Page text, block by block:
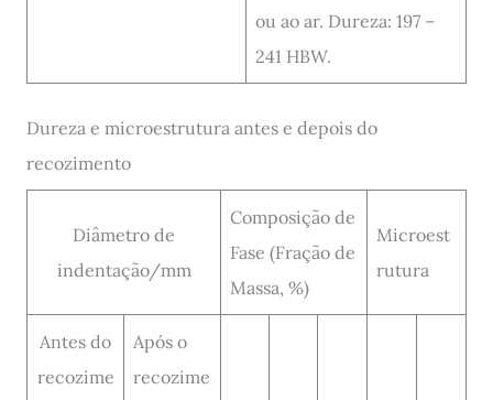
ou ao ar. Dureza: 197 –
241 HBW.
Dureza e microestrutura antes e depois do
recozimento
Diâmetro de
indentação/mm
Composição de
Fase (Fração de
Massa, %)
Microest
rutura
Antes do
recozime
Após o
recozime